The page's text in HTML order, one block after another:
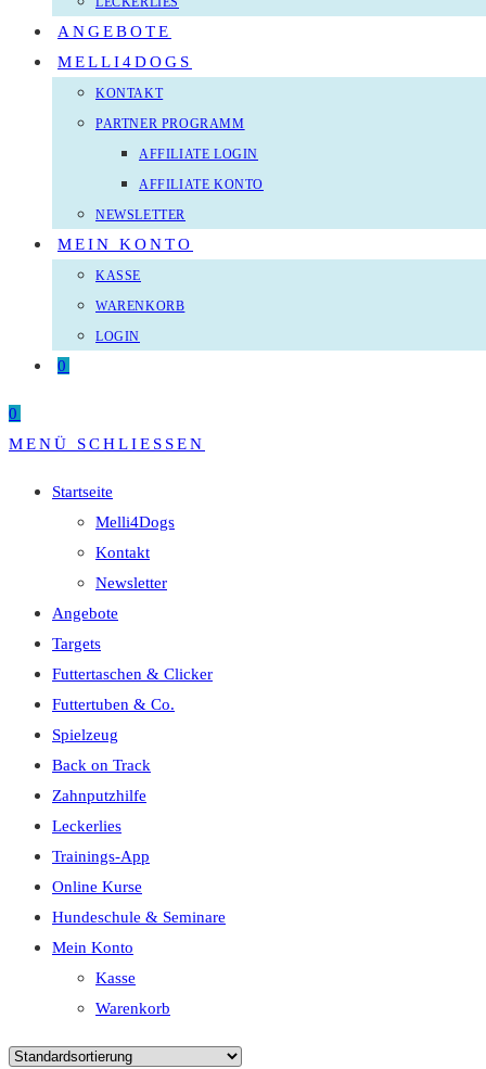
ANGEBOTE
MELLI4DOGS
KONTAKT
PARTNER PROGRAMM
AFFILIATE LOGIN
AFFILIATE KONTO
NEWSLETTER
MEIN KONTO
KASSE
WARENKORB
LOGIN
0
0
MENÜ
SCHLIESSEN
Startseite
Melli4Dogs
Kontakt
Newsletter
Angebote
Targets
Futtertaschen & Clicker
Futtertuben & Co.
Spielzeug
Back on Track
Zahnputzhilfe
Leckerlies
Trainings-App
Online Kurse
Hundeschule & Seminare
Mein Konto
Kasse
Warenkorb